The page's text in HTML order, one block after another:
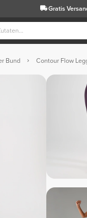
Gratis
Bund Contour Flow